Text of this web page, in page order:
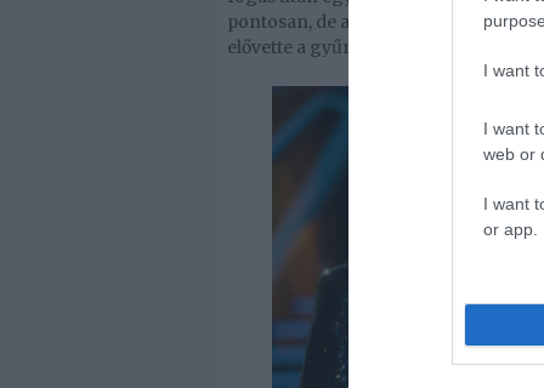
I want
I want
web or
I want
or app.
pontosan, de az igen, hogy nagyon
elővette a gyűrűt és letérdelt elém.